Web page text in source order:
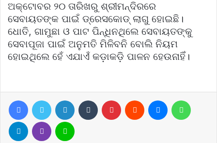
ଅକ୍ଟୋବର ୨୦ ତାରିଖରୁ ଶ୍ରୀମନ୍ଦିରରେ
ସେବାୟତଙ୍କ ପାଇଁ ଡ୍ରେସକୋଡ୍ ଲାଗୁ ହୋଇଛି।
ଧୋତି, ଗାମୁଛା ଓ ପାଟ ପିନ୍ଧିନଥିଲେ ସେବାୟତଙ୍କୁ
ସେବାପୂଜା ପାଇଁ ଅନୁମତି ମିଳିବନି ବୋଲି ନିୟମ
ହୋଇଥିଲେ ହେଁ ଏଯାଏଁ କଡ଼ାକଡ଼ି ପାଳନ ହେଉନାହିଁ।
FacebookTwitter LinkedIn Tumblr Pinterest Reddit Messenger
Telegram Viber Line